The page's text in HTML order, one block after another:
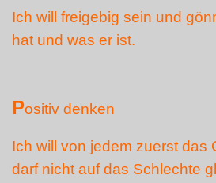
Ich will freigebig sein und
hat und was er ist.
Positiv denken
Ich will von jedem zuerst das
darf nicht auf das Schlechte